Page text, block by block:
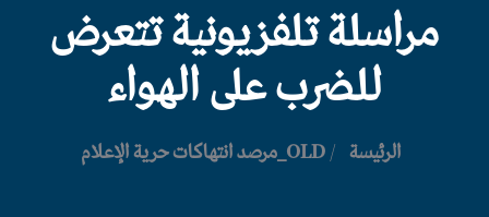
مراسلة تلفزيونية تتعرض
للضرب على الهواء
الرئيسة /OLD_مرصد انتهاكات حرية الإعلام